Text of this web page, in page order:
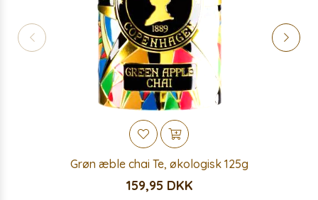
Grøn æble chai Te, økologisk 125g
159,95 DKK